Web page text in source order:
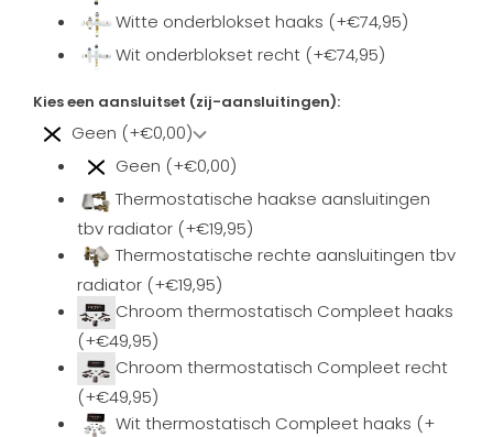
Witte onderblokset haaks (+€74,95)
Wit onderblokset recht (+€74,95)
Kies een aansluitset (zij-aansluitingen):
Geen (+€0,00)
Geen (+€0,00)
Thermostatische haakse aansluitingen
tbv radiator (+€19,95)
Thermostatische rechte aansluitingen tbv
radiator (+€19,95)
Chroom thermostatisch Compleet haaks
(+€49,95)
Chroom thermostatisch Compleet recht
(+€49,95)
Wit thermostatisch Compleet haaks (+